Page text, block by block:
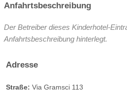
Anfahrtsbeschreibung
Der Betreiber dieses Kinderhotel-
Anfahrtsbeschreibung hinterlegt.
Adresse
Straße: Via Gramsci 113